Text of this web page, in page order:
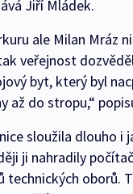
Jiří Mládek.
ale Milan Mráz
veřejnost
byt, který byl
až do stropu,“
sloužila dlouho i
ji nahradily
oborů.